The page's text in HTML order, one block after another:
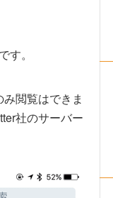
。
閲覧はできま
社のサーバー